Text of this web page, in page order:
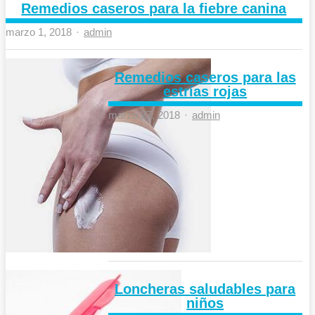
Remedios caseros para la fiebre canina
marzo 1, 2018 Author
admin
Remedios caseros para las
estrías rojas
marzo 27, 2018 Author
admin
Loncheras saludables para
niños